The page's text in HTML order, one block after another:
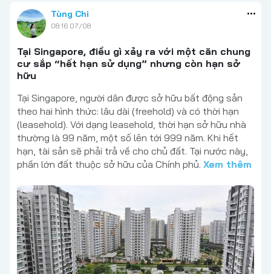
Tùng Chi
08:16 07/08
Tại Singapore, điều gì xảy ra với một căn chung
cư sắp “hết hạn sử dụng” nhưng còn hạn sở
hữu
Tại Singapore, người dân được sở hữu bất động sản
theo hai hình thức: lâu dài (freehold) và có thời hạn
(leasehold). Với dạng leasehold, thời hạn sở hữu nhà
thường là 99 năm, một số lên tới 999 năm. Khi hết
hạn, tài sản sẽ phải trả về cho chủ đất. Tại nước này,
phần lớn đất thuộc sở hữu của Chính phủ. Xem thêm